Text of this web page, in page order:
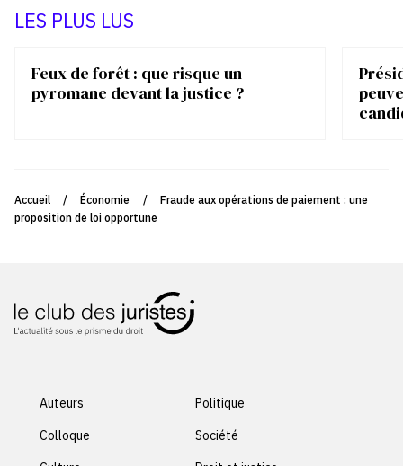
LES PLUS LUS
Feux de forêt : que risque un
pyromane devant la justice ?
Accueil / Économie /
Fraude aux opérations de paiement : une
proposition de loi opportune
Auteurs
Colloque
Politique
Société